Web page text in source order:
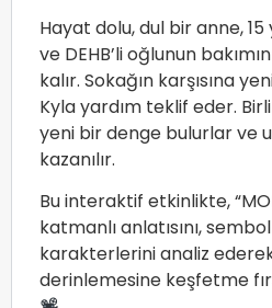
Hayat dolu, dul bir anne,
ve DEHB’li oğlunun
kalır. Sokağın karşısına
Kyla yardım teklif eder.
yeni bir denge bulurlar ve
kazanılır.
Bu interaktif etkinlikte,
katmanlı anlatısını,
karakterlerini analiz
derinlemesine keşfetme